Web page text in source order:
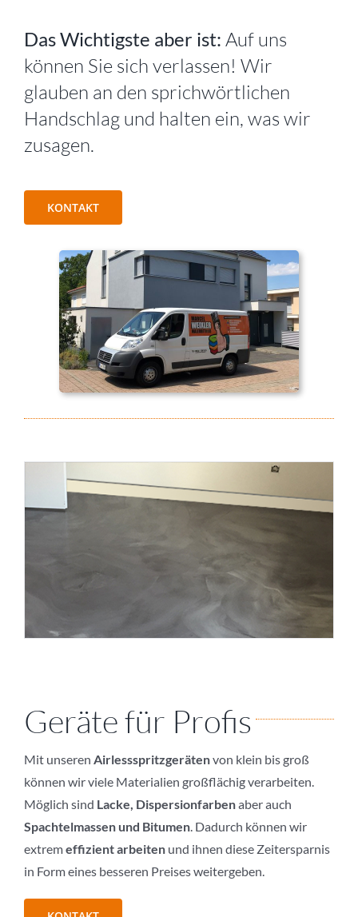
Das Wichtigste aber ist: Auf uns
können Sie sich verlassen! Wir
glauben an den sprichwörtlichen
Handschlag und halten ein, was wir
zusagen.
KONTAKT
Geräte für Profis
Mit unseren Airlessspritzgerätenvon klein bis groß
können wir viele Materialien großflächig verarbeiten.
Möglich sind Lacke, Dispersionfarbenaber auch
Spachtelmassen und Bitumen. Dadurch können wir
extremeffizient arbeitenund ihnen diese Zeitersparnis
in Form eines besseren Preises weitergeben.